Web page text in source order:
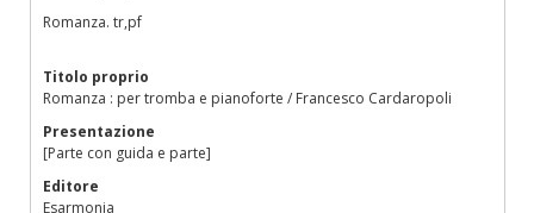
Romanza. tr,pf
Titolo proprio
Romanza : per tromba e pianoforte / Francesco Cardaropoli
Presentazione
[Parte con guida e parte]
Editore
Esarmonia